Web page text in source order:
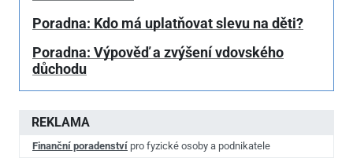
REKLAMA
Finanční poradenství pro fyzické osoby a podnikatele
Poradna: Kdo má uplatňovat slevu na děti?
Poradna: Výpověď a zvýšení vdovského
důchodu